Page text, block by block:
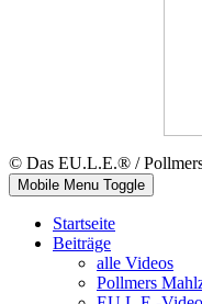
© Das EU.L.E.® /
Mobile Menu Toggle
Startseite
Beiträge
alle Videos
Pollmers